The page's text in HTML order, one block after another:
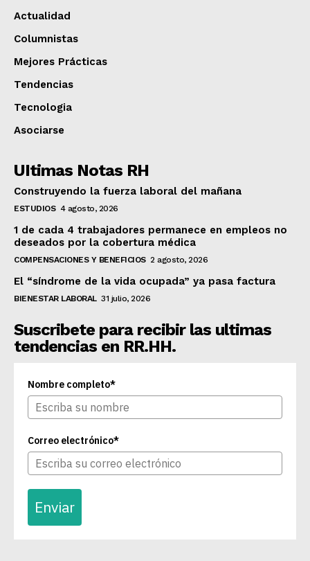
Actualidad
Columnistas
Mejores Prácticas
Tendencias
Tecnologia
Asociarse
UItimas Notas RH
Construyendo la fuerza laboral del mañana
ESTUDIOS 4 agosto, 2026
1 de cada 4 trabajadores permanece en empleos no
deseados por la cobertura médica
COMPENSACIONES Y BENEFICIOS 2 agosto, 2026
El “síndrome de la vida ocupada” ya pasa factura
BIENESTAR LABORAL 31 julio, 2026
Suscribete para recibir las ultimas
tendencias en RR.HH.
Nombre completo*
Correo electrónico*
Enviar